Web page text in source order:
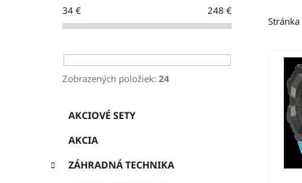
34 € 248 €
Zobrazených položiek: 24
kategórie
g
AKCIOVÉ SETY
AKCIA
ZÁHRADNÁ TECHNIKA
Stránka